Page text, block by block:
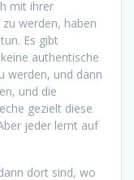
mit ihrer
werden, haben
Es gibt
authentische
werden, und dann
und die
gezielt diese
jeder lernt auf
dort sind, wo